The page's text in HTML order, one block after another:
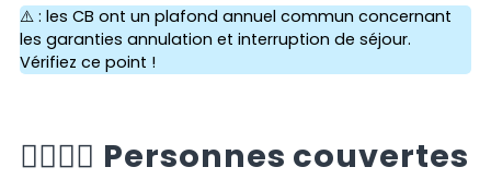
⚠️ : les CB ont un plafond annuel commun concernant
les garanties annulation et interruption de séjour.
Vérifiez ce point !
🙆‍♂️🙆‍♀️ Personnes couvertes